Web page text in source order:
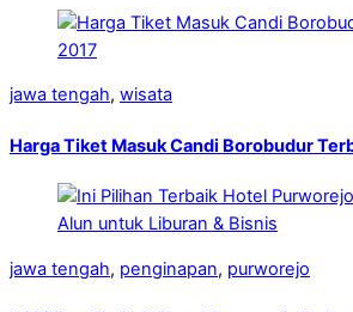
jawa tengah, wisata
Harga Tiket Masuk Candi Borobudur
jawa tengah, penginapan, purworejo